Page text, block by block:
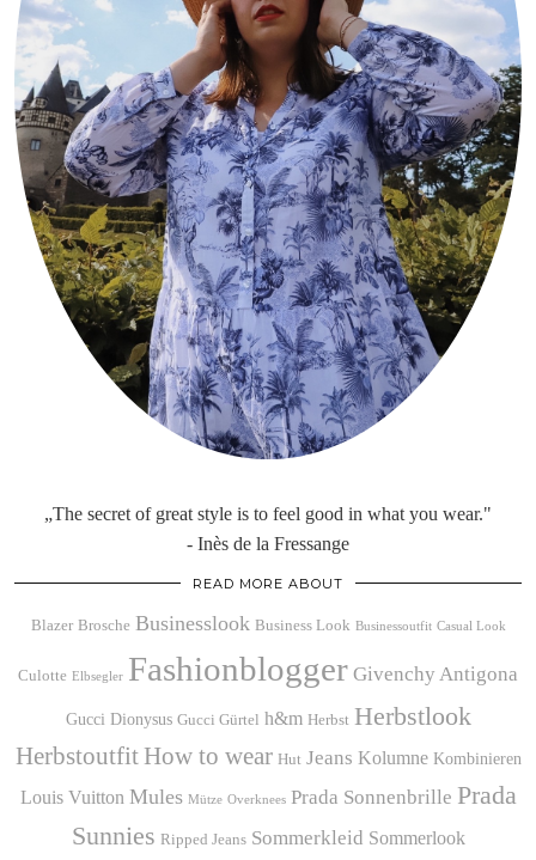
„The secret of great style is to feel good in what you wear."
- Inès de la Fressange
READ MORE ABOUT
Blazer Brosche Businesslook Business Look Businessoutfit Casual Look
Culotte Elbsegler Fashionblogger Givenchy Antigona
Gucci Dionysus Gucci Gürtel h&m Herbst Herbstlook
Herbstoutfit How to wear Hut Jeans Kolumne Kombinieren
Louis Vuitton Mules Mütze Overknees Prada Sonnenbrille Prada
Sunnies Ripped Jeans Sommerkleid Sommerlook